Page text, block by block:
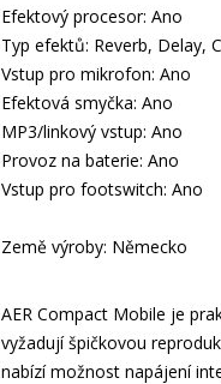
Efektový procesor: Ano
Typ efektů: Reverb, Delay,
Vstup pro mikrofon: Ano
Efektová smyčka: Ano
MP3/linkový vstup: Ano
Provoz na baterie: Ano
Vstup pro footswitch: Ano
Země výroby: Německo
AER Compact Mobile je
vyžadují špičkovou
nabízí možnost napájení